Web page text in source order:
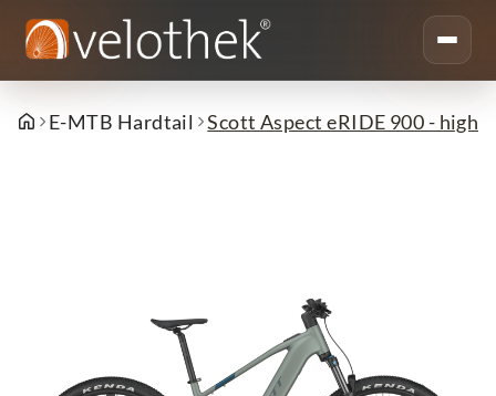
E-MTB Hardtail Scott Aspect eRIDE 900 -